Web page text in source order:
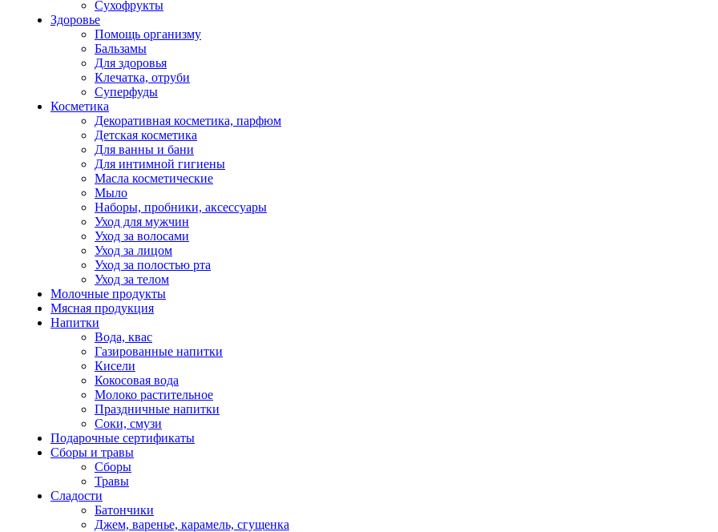
Сухофрукты
Здоровье
Помощь организму
Бальзамы
Для здоровья
Клечатка, отруби
Суперфуды
Косметика
Декоративная косметика, парфюм
Детская косметика
Для ванны и бани
Для интимной гигиены
Масла косметические
Мыло
Наборы, пробники, аксессуары
Уход для мужчин
Уход за волосами
Уход за лицом
Уход за полостью рта
Уход за телом
Молочные продукты
Мясная продукция
Напитки
Вода, квас
Газированные напитки
Кисели
Кокосовая вода
Молоко растительное
Праздничные напитки
Соки, смузи
Подарочные сертификаты
Сборы и травы
Сборы
Травы
Сладости
Батончики
Джем, варенье, карамель, сгущенка